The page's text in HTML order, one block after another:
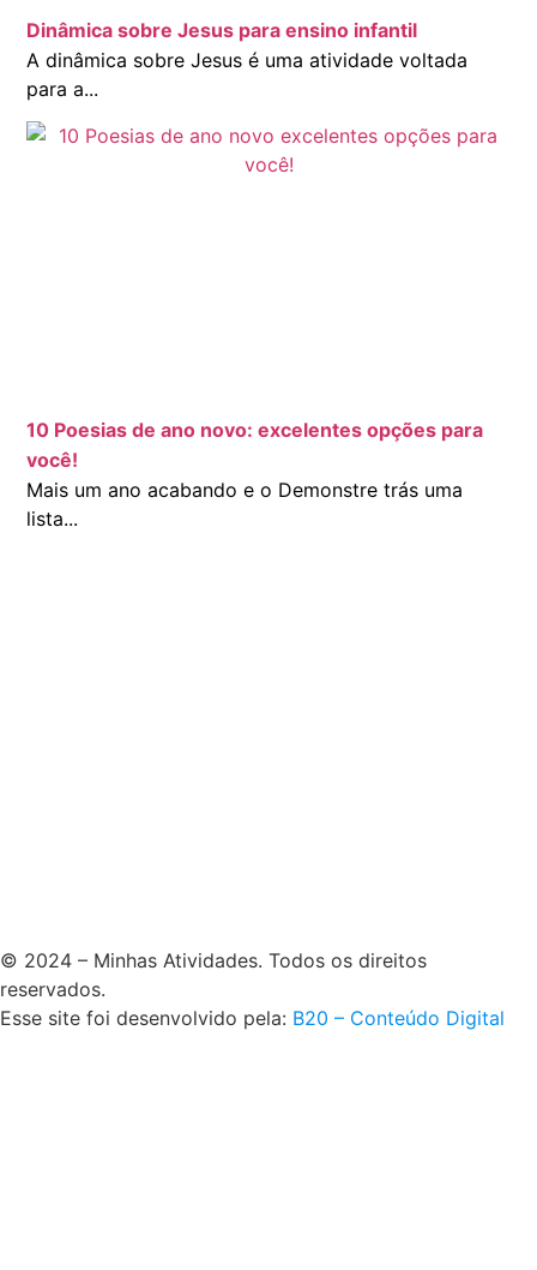
Dinâmica sobre Jesus para ensino infantil
A dinâmica sobre Jesus é uma atividade voltada
para a...
10 Poesias de ano novo: excelentes opções para
você!
Mais um ano acabando e o Demonstre trás uma
lista...
© 2024 – Minhas Atividades. Todos os direitos
reservados.
Esse site foi desenvolvido pela: B20 – Conteúdo Digital